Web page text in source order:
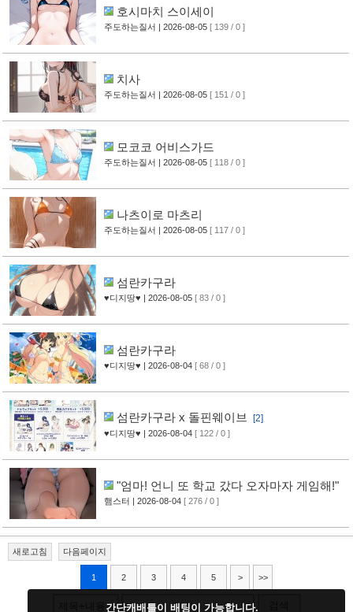
호시마치 스이세이
주도하는질서 | 2026-08-05 [ 139 / 0 ]
치사
주도하는질서 | 2026-08-05 [ 151 / 0 ]
모코코 어비스가드
주도하는질서 | 2026-08-05 [ 118 / 0 ]
나츠이로 마츠리
주도하는질서 | 2026-08-05 [ 117 / 0 ]
섬란카구라
♥디지땅♥ | 2026-08-05 [ 83 / 0 ]
섬란카구라
♥디지땅♥ | 2026-08-04 [ 68 / 0 ]
섬란카구라 x 돌핀웨이브 [2]
♥디지땅♥ | 2026-08-04 [ 122 / 0 ]
"엄마! 언니 또 학교 갔다 오자마자 게임해!"
햄스터 | 2026-08-04 [ 276 / 0 ]
새로고침 다음페이지
1 2 3 4 5 > >>
간단캐배틀이 배팅이 가능합니다.